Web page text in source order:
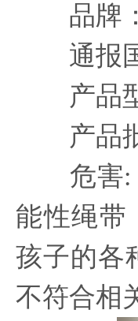
品牌：
通报国
产品型
产品批
危害:
能性绳带
孩子的各
不符合相